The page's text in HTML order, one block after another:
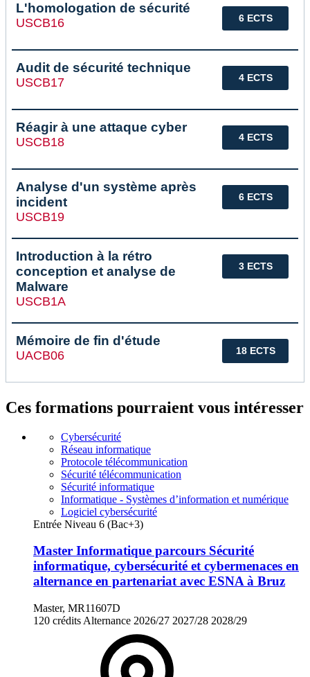
6 ECTS
L'homologation de sécurité
USCB16
4 ECTS
Audit de sécurité technique
USCB17
4 ECTS
Réagir à une attaque cyber
USCB18
6 ECTS
Analyse d'un système après
incident
USCB19
3 ECTS
Introduction à la rétro
conception et analyse de
Malware
USCB1A
18 ECTS
Mémoire de fin d'étude
UACB06
Ces formations pourraient vous intéresser
Cybersécurité
Réseau informatique
Protocole télécommunication
Sécurité télécommunication
Sécurité informatique
Informatique - Systèmes d’information et numérique
Logiciel cybersécurité
Entrée Niveau 6 (Bac+3)
Master Informatique parcours Sécurité
informatique, cybersécurité et cybermenaces en
alternance en partenariat avec ESNA à Bruz
Master, MR11607D
120 crédits Alternance 2026/27 2027/28 2028/29